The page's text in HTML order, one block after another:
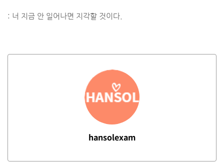
: 너 지금 안 일어나면 지각할 것이다.
hansolexam